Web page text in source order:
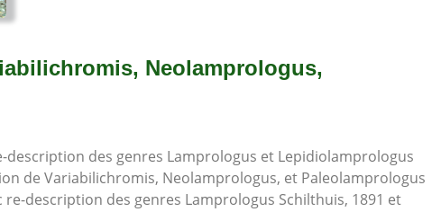
Neolamprologus,
description des genres Lamprologus et Lepidiolamprologus
de Variabilichromis, Neolamprologus, et Paleolamprologus
re-description des genres Lamprologus Schilthuis, 1891 et